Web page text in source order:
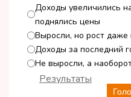
Доходы увеличились
поднялись цены
Выросли, но рост
Доходы за последний
Не выросли, а
Результаты